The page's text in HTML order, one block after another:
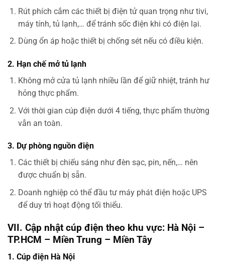
Rút phích cắm các thiết bị điện tử quan trọng như tivi,
máy tính, tủ lạnh,… để tránh sốc điện khi có điện lại.
Dùng ổn áp hoặc thiết bị chống sét nếu có điều kiện.
2. Hạn chế mở tủ lạnh
Không mở cửa tủ lạnh nhiều lần để giữ nhiệt, tránh hư
hỏng thực phẩm.
Với thời gian cúp điện dưới 4 tiếng, thực phẩm thường
vẫn an toàn.
3. Dự phòng nguồn điện
Các thiết bị chiếu sáng như đèn sạc, pin, nến,… nên
được chuẩn bị sẵn.
Doanh nghiệp có thể đầu tư máy phát điện hoặc UPS
để duy trì hoạt động tối thiểu.
VII. Cập nhật cúp điện theo khu vực: Hà Nội –
TP.HCM – Miền Trung – Miền Tây
1. Cúp điện Hà Nội